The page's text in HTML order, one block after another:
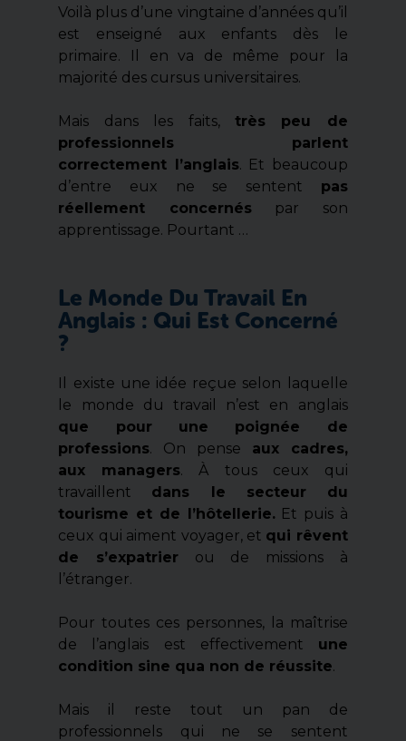
Voilà plus d’une vingtaine d’années qu’il
est enseigné aux enfants dès le
primaire. Il en va de même pour la
majorité des cursus universitaires.
Mais dans les faits, très peu de
professionnels parlent
correctement l’anglais. Et beaucoup
d’entre eux ne se sentent pas
réellement concernéspar son
apprentissage. Pourtant …
Le Monde Du Travail En
Anglais : Qui Est Concerné
?
Il existe une idée reçue selon laquelle
le monde du travail n’est en anglais
que pour une poignée de
professions. On pense aux cadres,
aux managers. À tous ceux qui
travaillent dans le secteur du
tourisme et de l’hôtellerie.Et puis à
ceux qui aiment voyager, et qui rêvent
de s’expatrier ou de missions à
l’étranger.
Pour toutes ces personnes, la maîtrise
de l’anglais est effectivement une
condition sine qua non de réussite.
Mais il reste tout un pan de
professionnels qui ne se sentent